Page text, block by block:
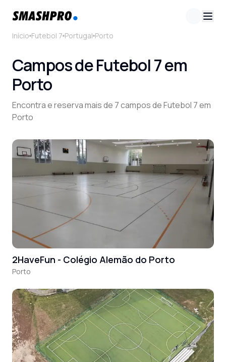
Início Futebol 7 Portugal Porto
Campos de Futebol 7 em
Porto
Encontra e reserva mais de 7 campos de Futebol 7 em
Porto
2HaveFun - Colégio Alemão do Porto
Porto